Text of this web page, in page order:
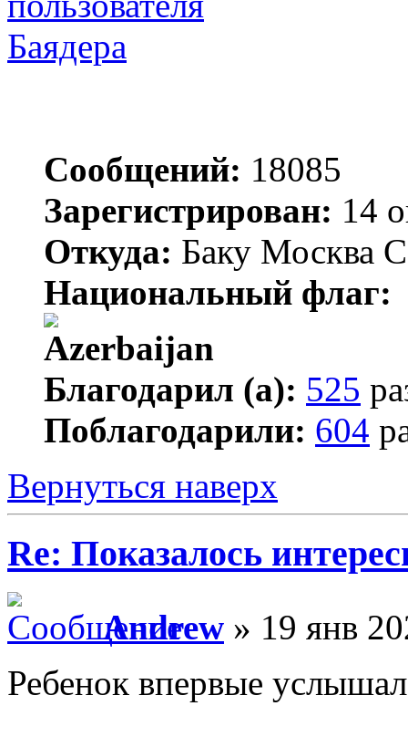
Баядера
Сообщений: 18085
Зарегистрирован: 14
Откуда: Баку Москва
Национальный флаг:
Благодарил (а): 525
Поблагодарили: 604
Вернуться наверх
Re: Показалось
Andrew » 19 янв
Ребенок впервые